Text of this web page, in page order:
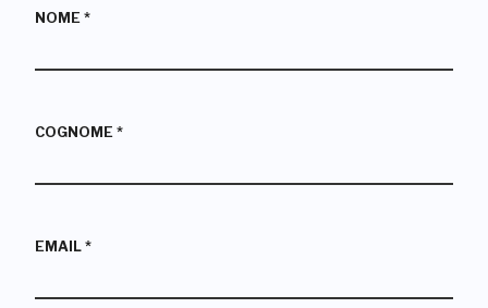
NOME *
COGNOME *
EMAIL *